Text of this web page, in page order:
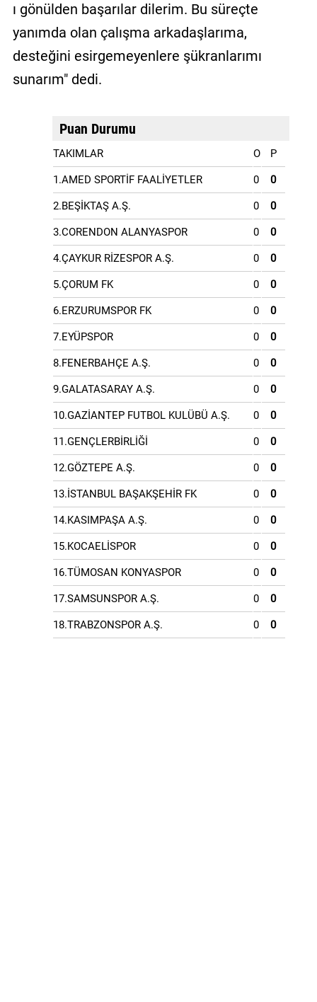
ı gönülden başarılar dilerim. Bu süreçte
yanımda olan çalışma arkadaşlarıma,
desteğini esirgemeyenlere şükranlarımı
sunarım" dedi.
Puan Durumu
TAKIMLAR O P
1.AMED SPORTİF FAALİYETLER 0 0
2.BEŞİKTAŞ A.Ş. 0 0
3.CORENDON ALANYASPOR 0 0
4.ÇAYKUR RİZESPOR A.Ş. 0 0
5.ÇORUM FK 0 0
6.ERZURUMSPOR FK 0 0
7.EYÜPSPOR 0 0
8.FENERBAHÇE A.Ş. 0 0
9.GALATASARAY A.Ş. 0 0
10.GAZİANTEP FUTBOL KULÜBÜ A.Ş. 0 0
11.GENÇLERBİRLİĞİ 0 0
12.GÖZTEPE A.Ş. 0 0
13.İSTANBUL BAŞAKŞEHİR FK 0 0
14.KASIMPAŞA A.Ş. 0 0
15.KOCAELİSPOR 0 0
16.TÜMOSAN KONYASPOR 0 0
17.SAMSUNSPOR A.Ş. 0 0
18.TRABZONSPOR A.Ş. 0 0